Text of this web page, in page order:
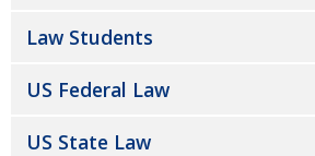
Law Students
US Federal Law
US State Law